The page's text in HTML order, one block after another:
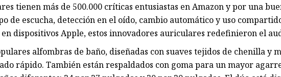
tienen más de 500.000 críticas entusiastas en Amazon y por una
de escucha, detección en el oído, cambio automático y uso
dispositivos Apple, estos innovadores auriculares redefinieron el
alfombras de baño, diseñadas con suaves tejidos de chenilla y
rápido. También están respaldados con goma para un mayor